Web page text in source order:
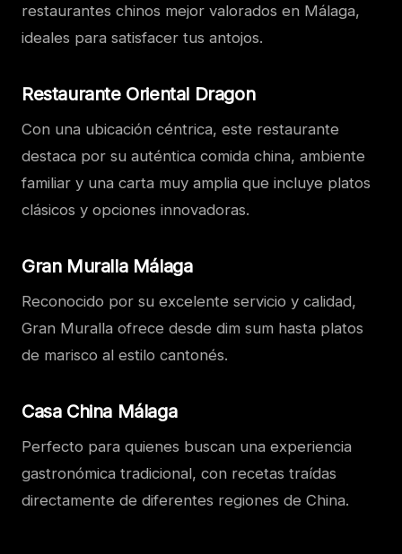
restaurantes chinos mejor valorados en Málaga,
ideales para satisfacer tus antojos.
Restaurante Oriental Dragon
Con una ubicación céntrica, este restaurante
destaca por su auténtica comida china, ambiente
familiar y una carta muy amplia que incluye platos
clásicos y opciones innovadoras.
Gran Muralla Málaga
Reconocido por su excelente servicio y calidad,
Gran Muralla ofrece desde dim sum hasta platos
de marisco al estilo cantonés.
Casa China Málaga
Perfecto para quienes buscan una experiencia
gastronómica tradicional, con recetas traídas
directamente de diferentes regiones de China.